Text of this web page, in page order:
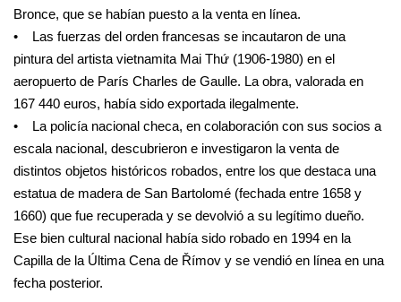
Bronce, que se habían puesto a la venta en línea.
• Las fuerzas del orden francesas se incautaron de una
pintura del artista vietnamita Mai Thứ (1906-1980) en el
aeropuerto de París Charles de Gaulle. La obra, valorada en
167 440 euros, había sido exportada ilegalmente.
• La policía nacional checa, en colaboración con sus socios a
escala nacional, descubrieron e investigaron la venta de
distintos objetos históricos robados, entre los que destaca una
estatua de madera de San Bartolomé (fechada entre 1658 y
1660) que fue recuperada y se devolvió a su legítimo dueño.
Ese bien cultural nacional había sido robado en 1994 en la
Capilla de la Última Cena de Římov y se vendió en línea en una
fecha posterior.